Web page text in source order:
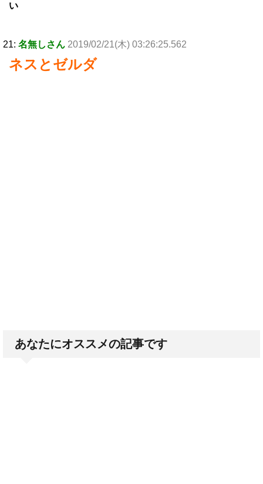
い
21: 名無しさん 2019/02/21(木) 03:26:25.562
ネスとゼルダ
あなたにオススメの記事です